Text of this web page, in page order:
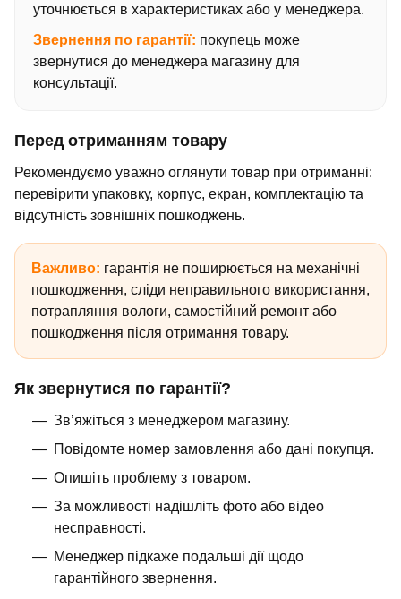
уточнюється в характеристиках або у менеджера.
Звернення по гарантії: покупець може
звернутися до менеджера магазину для
консультації.
Перед отриманням товару
Рекомендуємо уважно оглянути товар при отриманні:
перевірити упаковку, корпус, екран, комплектацію та
відсутність зовнішніх пошкоджень.
Важливо: гарантія не поширюється на механічні
пошкодження, сліди неправильного використання,
потрапляння вологи, самостійний ремонт або
пошкодження після отримання товару.
Як звернутися по гарантії?
Зв’яжіться з менеджером магазину.
Повідомте номер замовлення або дані покупця.
Опишіть проблему з товаром.
За можливості надішліть фото або відео
несправності.
Менеджер підкаже подальші дії щодо
гарантійного звернення.